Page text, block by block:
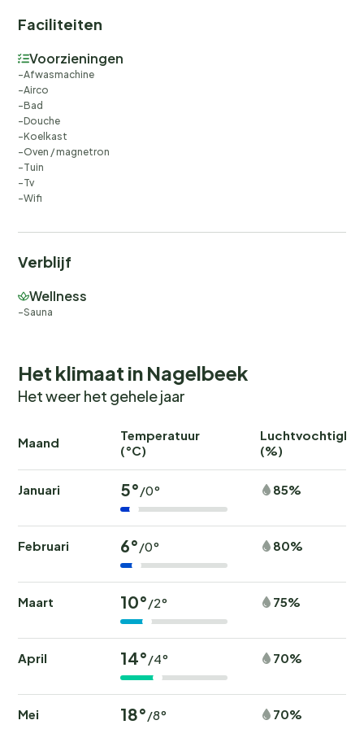
Faciliteiten
Voorzieningen
Afwasmachine
Airco
Bad
Douche
Koelkast
Oven / magnetron
Tuin
Tv
Wifi
Verblijf
Wellness
Sauna
Het klimaat in Nagelbeek
Het weer het gehele jaar
Maand
Temperatuur
(°C)
(%)
Januari 5° /0° 85%
Februari 6° /0° 80%
Maart 10° /2° 75%
April 14° /4° 70%
Mei 18° /8° 70%